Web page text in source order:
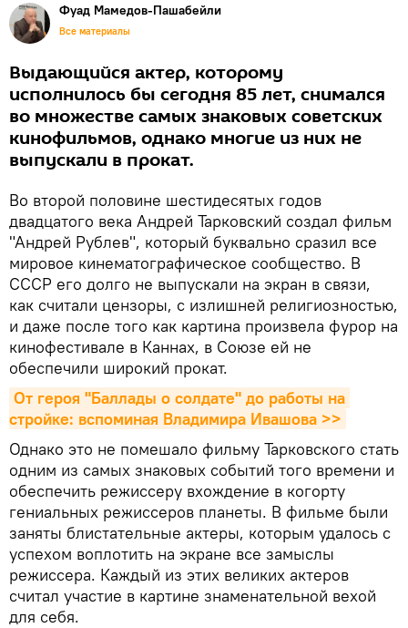
Фуад Мамедов-Пашабейли
Все материалы
Выдающийся актер, которому
исполнилось бы сегодня 85 лет, снимался
во множестве самых знаковых советских
кинофильмов, однако многие из них не
выпускали в прокат.
Во второй половине шестидесятых годов
двадцатого века Андрей Тарковский создал фильм
"Андрей Рублев", который буквально сразил все
мировое кинематографическое сообщество. В
СССР его долго не выпускали на экран в связи,
как считали цензоры, с излишней религиозностью,
и даже после того как картина произвела фурор на
кинофестивале в Каннах, в Союзе ей не
обеспечили широкий прокат.
От героя "Баллады о солдате" до работы на
стройке: вспоминая Владимира Ивашова >>
Однако это не помешало фильму Тарковского стать
одним из самых знаковых событий того времени и
обеспечить режиссеру вхождение в когорту
гениальных режиссеров планеты. В фильме были
заняты блистательные актеры, которым удалось с
успехом воплотить на экране все замыслы
режиссера. Каждый из этих великих актеров
считал участие в картине знаменательной вехой
для себя.